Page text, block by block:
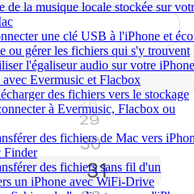
de la musique locale stockée sur
une clé USB à l'iPhone et
ou gérer les fichiers qui s'y trouvent
l'égaliseur audio sur votre
Evermusic et Flacbox
des fichiers vers le stockage
à Evermusic, Flacbox ou
des fichiers de Mac vers
Finder
des fichiers sans fil d'un
un iPhone avec WiFi-Drive